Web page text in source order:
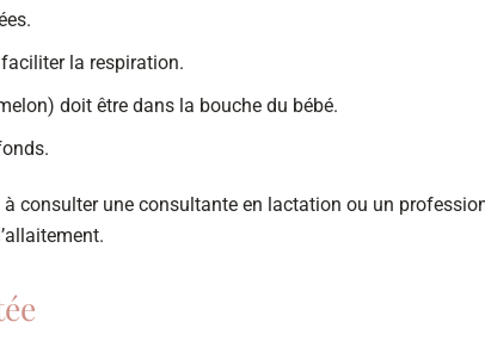
la respiration.
doit être dans la bouche du bébé.
consulter une consultante en lactation ou un